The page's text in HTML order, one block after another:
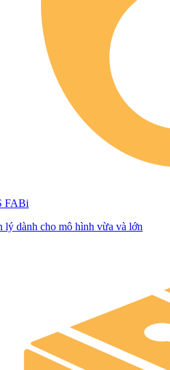
FABi
lý dành cho mô hình vừa và lớn